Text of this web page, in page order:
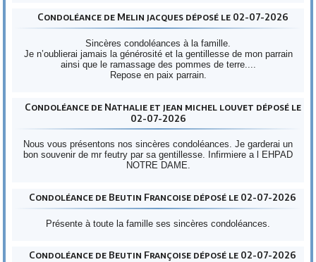
Condoléance de Melin jacques déposé le 02-07-2026
Sincères condoléances à la famille.
Je n’oublierai jamais la générosité et la gentillesse de mon parrain
ainsi que le ramassage des pommes de terre....
Repose en paix parrain.
Condoléance de Nathalie et jean michel louvet déposé le
02-07-2026
Nous vous présentons nos sincères condoléances. Je garderai un
bon souvenir de mr feutry par sa gentillesse. Infirmiere a l EHPAD
NOTRE DAME.
Condoléance de Beutin Francoise déposé le 02-07-2026
Présente à toute la famille ses sincères condoléances.
Condoléance de Beutin Françoise déposé le 02-07-2026